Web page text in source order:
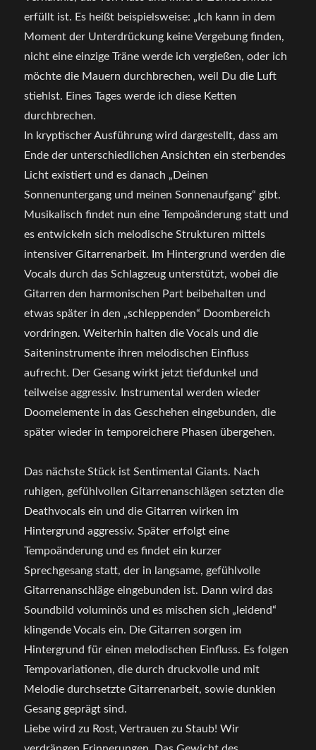
erfüllt ist. Es heißt beispielsweise: „Ich kann in dem
Moment der Unterdrückung keine Vergebung finden,
nicht eine einzige Träne werde ich vergießen, oder ich
möchte die Mauern durchbrechen, weil Du die Luft
stiehlst. Eines Tages werde ich diese Ketten
durchbrechen.
In kryptischer Ausführung wird dargestellt, dass am
Ende der unterschiedlichen Ansichten ein sterbendes
Licht existiert und es danach „Deinen
Sonnenuntergang und meinen Sonnenaufgang“ gibt.
Musikalisch findet nun eine Tempoänderung statt und
es entwickeln sich melodische Strukturen mittels
intensiver Gitarrenarbeit. Im Hintergrund werden die
Vocals durch das Schlagzeug unterstützt, wobei die
Gitarren den harmonischen Part beibehalten und
etwas später in den „schleppenden“ Doombereich
vordringen. Weiterhin halten die Vocals und die
Saiteninstrumente ihren melodischen Einfluss
aufrecht. Der Gesang wirkt jetzt tiefdunkel und
teilweise aggressiv. Instrumental werden wieder
Doomelemente in das Geschehen eingebunden, die
später wieder in temporeichere Phasen übergehen.
Das nächste Stück ist Sentimental Giants. Nach
ruhigen, gefühlvollen Gitarrenanschlägen setzten die
Deathvocals ein und die Gitarren wirken im
Hintergrund aggressiv. Später erfolgt eine
Tempoänderung und es findet ein kurzer
Sprechgesang statt, der in langsame, gefühlvolle
Gitarrenanschläge eingebunden ist. Dann wird das
Soundbild voluminös und es mischen sich „leidend“
klingende Vocals ein. Die Gitarren sorgen im
Hintergrund für einen melodischen Einfluss. Es folgen
Tempovariationen, die durch druckvolle und mit
Melodie durchsetzte Gitarrenarbeit, sowie dunklen
Gesang geprägt sind.
Liebe wird zu Rost, Vertrauen zu Staub! Wir